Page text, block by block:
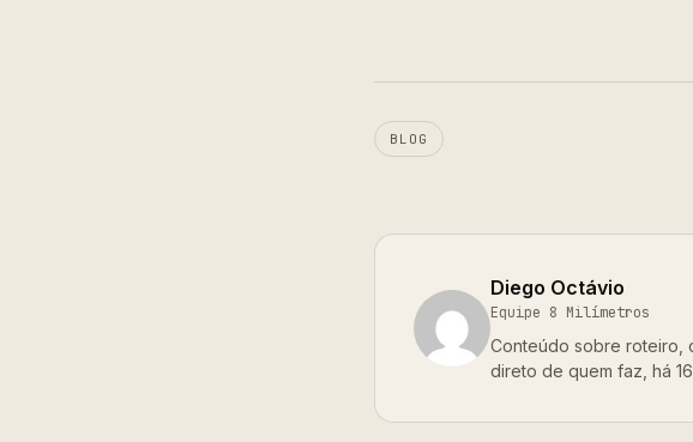
BLOG
Diego Octávio
Equipe 8 Milímetros
Conteúdo sobre roteiro,
direto de quem faz, há